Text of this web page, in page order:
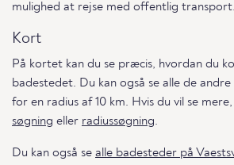
mulighed at rejse med offentlig transport.
Kort
På kortet kan du se præcis, hvordan du
badestedet. Du kan også se alle de
for en radius af 10 km. Hvis du vil se
søgning eller radiussøgning.
Du kan også se alle badesteder på